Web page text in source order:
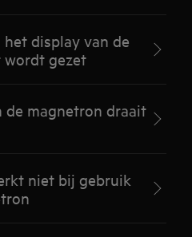
display van de
gezet
de magnetron draait
niet bij gebruik